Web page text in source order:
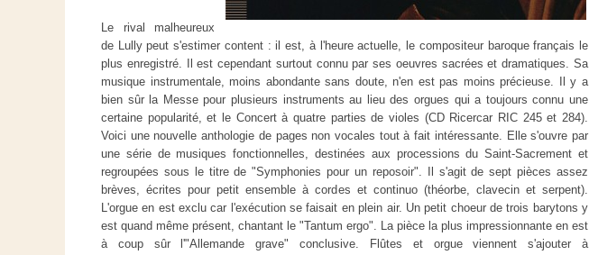
Le rival malheureux
de Lully peut s'estimer content : il est, à l'heure actuelle, le compositeur baroque français le
plus enregistré. Il est cependant surtout connu par ses oeuvres sacrées et dramatiques. Sa
musique instrumentale, moins abondante sans doute, n'en est pas moins précieuse. Il y a
bien sûr la Messe pour plusieurs instruments au lieu des orgues qui a toujours connu une
certaine popularité, et le Concert à quatre parties de violes (CD Ricercar RIC 245 et 284).
Voici une nouvelle anthologie de pages non vocales tout à fait intéressante. Elle s'ouvre par
une série de musiques fonctionnelles, destinées aux processions du Saint-Sacrement et
regroupées sous le titre de "Symphonies pour un reposoir". Il s'agit de sept pièces assez
brèves, écrites pour petit ensemble à cordes et continuo (théorbe, clavecin et serpent).
L'orgue en est exclu car l'exécution se faisait en plein air. Un petit choeur de trois barytons y
est quand même présent, chantant le "Tantum ergo". La pièce la plus impressionnante en est
à coup sûr l'"Allemande grave" conclusive. Flûtes et orgue viennent s'ajouter à